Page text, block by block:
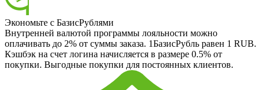
Экономьте с БазисРублями
Внутренней валютой программы лояльности можно
оплачивать до 2% от суммы заказа. 1БазисРубль равен 1 RUB.
Кэшбэк на счет логина начисляется в размере 0.5% от
покупки. Выгодные покупки для постоянных клиентов.